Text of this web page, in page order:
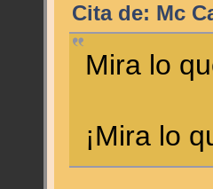
Cita de: Mc
Mira lo
¡Mira lo